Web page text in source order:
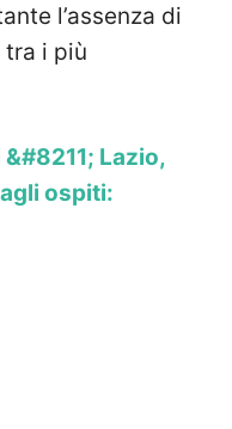
l’assenza di
tra i più
&#8211; Lazio,
ospiti: